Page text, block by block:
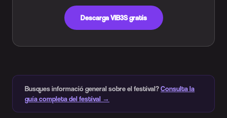
Descarga VIB3S gratis
Busques informació general sobre el festival?Consulta la
guía completa del festival →